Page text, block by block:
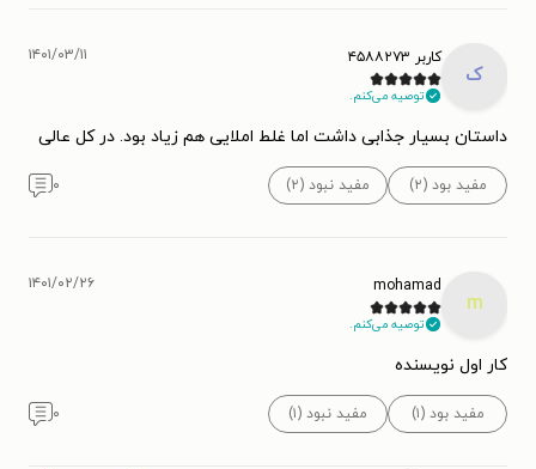
ک
کاربر ۴۵۸۸۲۷۳
توصیه می‌کنم.
۱۴۰۱/۰۳/۱۱
داستان بسیار جذابی داشت اما غلط املایی هم زیاد بود. در کل عالی
مفید بود (۲) مفید نبود (۲) ۰
m
mohamad
توصیه می‌کنم.
۱۴۰۱/۰۲/۲۶
کار اول نویسنده
مفید بود (۱) مفید نبود (۱) ۰